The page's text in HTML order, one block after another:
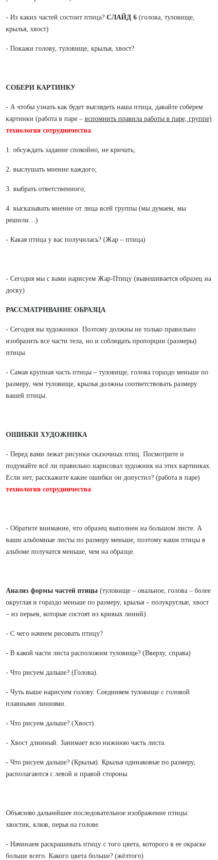
- Из каких частей состоит птица? СЛАЙД 6 (голова, туловище,
крылья, хвост)
- Покажи голову, туловище, крылья, хвост?
СОБЕРИ КАРТИНКУ
- А чтобы узнать как будет выглядеть наша птица, давайте соберем
картинки (работа в паре – вспомнить правила работы в паре, группе)
технология сотрудничества
1. обсуждать задание спокойно, не кричать;
2. выслушать мнение каждого;
3. выбрать ответственного;
4. высказывать мнение от лица всей группы (мы думаем, мы
решили…)
- Какая птица у вас получилась? (Жар – птица)
- Сегодня мы с вами нарисуем Жар-Птицу (вывешивается образец на
доску)
РАССМАТРИВАНИЕ ОБРАЗЦА
- Сегодня вы художники. Поэтому должны не только правильно
изобразить все части тела, но и соблюдать пропорции (размеры)
птицы.
- Самая крупная часть птицы – туловище, голова гораздо меньше по
размеру, чем туловище, крылья должны соответствовать размеру
вашей птицы.
ОШИБКИ ХУДОЖНИКА
- Перед вами лежат рисунки сказочных птиц. Посмотрите и
подумайте всё ли правильно нарисовал художник на этих картинках.
Если нет, расскажите какие ошибки он допустил? (работа в паре)
технология сотрудничества
- Обратите внимание, что образец выполнен на большом листе. А
ваши альбомные листы по размеру меньше, поэтому ваши птицы в
альбоме получатся меньше, чем на образце.
Анализ формы частей птицы (туловище – овальное, голова – более
округлая и гораздо меньше по размеру, крылья – полукруглые, хвост
– из перьев, которые состоят из кривых линий).
- С чего начнем рисовать птицу?
- В какой части листа расположим туловище? (Вверху, справа)
- Что рисуем дальше? (Голова).
- Чуть выше нарисуем голову. Соединяем туловище с головой
плавными линиями.
- Что рисуем дальше? (Хвост).
- Хвост длинный. Занимает всю нижнюю часть листа.
- Что рисуем дальше? (Крылья). Крылья одинаковые по размеру,
располагаются с левой и правой стороны.
Объясняю дальнейшее последовательное изображение птицы:
хвостик, клюв, перья на голове.
- Начинаем раскрашивать птицу с того цвета, которого в ее окраске
больше всего. Какого цвета больше? (жёлтого)